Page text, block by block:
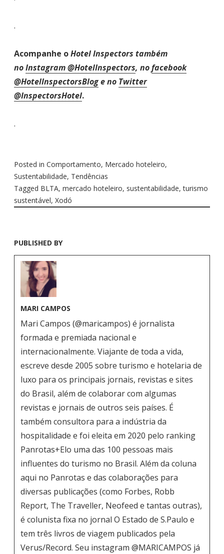
.
Acompanhe oHotel Inspectors também
noInstagram @HotelInspectors, nofacebook
@HotelInspectorsBloge no Twitter
@InspectorsHotel.
.
Posted in Comportamento, Mercado hoteleiro,
Sustentabilidade, Tendências
Tagged BLTA, mercado hoteleiro, sustentabilidade,turismo
sustentável, Xodó
PUBLISHED BY
MARI CAMPOS
Mari Campos (@maricampos) é jornalista
formada e premiada nacional e
internacionalmente. Viajante de toda a vida,
escreve desde 2005 sobre turismo e hotelaria de
luxo para os principais jornais, revistas e sites
do Brasil, além de colaborar com algumas
revistas e jornais de outros seis países. É
também consultora para a indústria da
hospitalidade e foi eleita em 2020 pelo ranking
Panrotas+Elo uma das 100 pessoas mais
influentes do turismo no Brasil. Além da coluna
aqui no Panrotas e das colaborações para
diversas publicações (como Forbes, Robb
Report, The Traveller, Neofeed e tantas outras),
é colunista fixa no jornal O Estado de S.Paulo e
tem três livros de viagem publicados pela
Verus/Record. Seu instagram @MARICAMPOS já